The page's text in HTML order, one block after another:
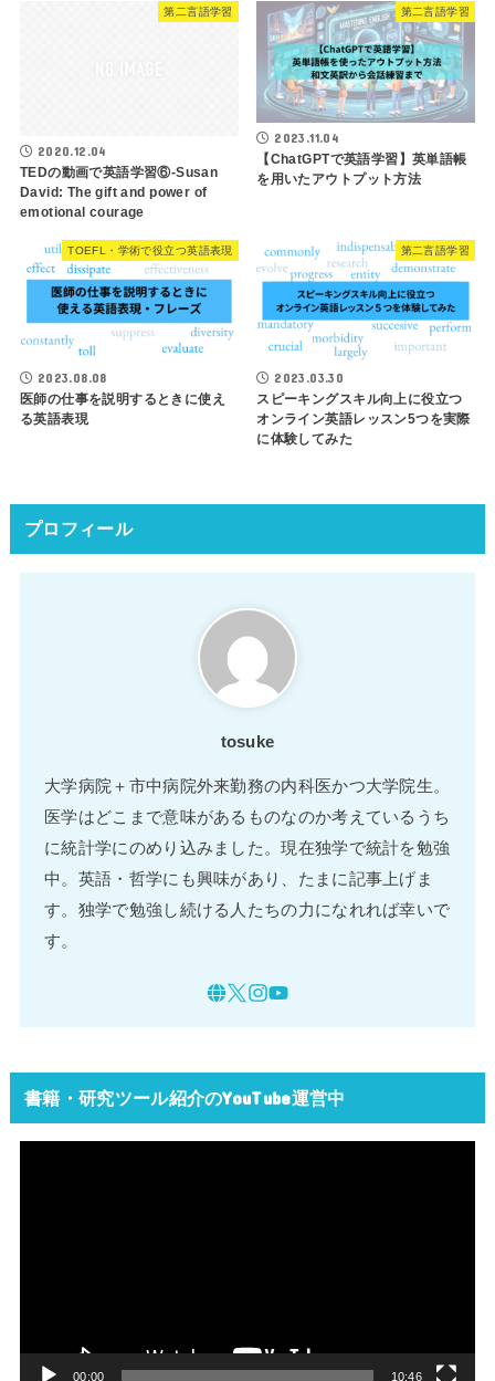
第二言語学習
2020.12.04
TEDの動画で英語学習⑥-Susan
David: The gift and power of
emotional courage
第二言語学習
2023.11.04
【ChatGPTで英語学習】英単語帳
を用いたアウトプット方法
TOEFL・学術で役立つ英語表現
2023.08.08
医師の仕事を説明するときに使え
る英語表現
第二言語学習
2023.03.30
スピーキングスキル向上に役立つ
オンライン英語レッスン5つを実際
に体験してみた
プロフィール
tosuke
大学病院＋市中病院外来勤務の内科医かつ大学院生。
医学はどこまで意味があるものなのか考えているうち
に統計学にのめり込みました。現在独学で統計を勉強
中。英語・哲学にも興味があり、たまに記事上げま
す。独学で勉強し続ける人たちの力になれれば幸いで
す。
書籍・研究ツール紹介のYouTube運営中
00:00 10:46